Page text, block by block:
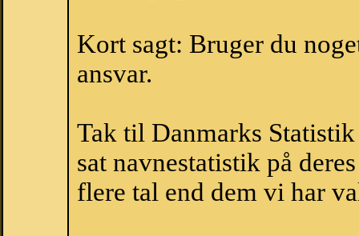
Kort sagt: Bruger du
ansvar.
Tak til Danmarks
sat navnestatistik på
flere tal end dem vi har